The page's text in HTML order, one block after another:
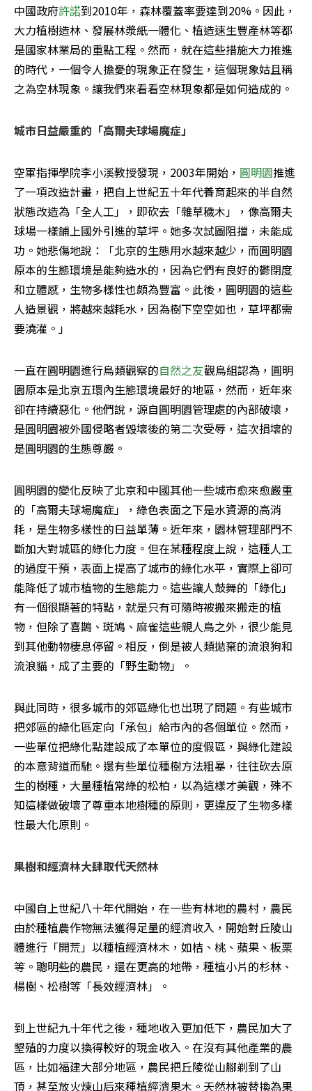
中國政府許諾到2010年，森林覆蓋率要達到20%。因此，
大力植樹造林、發展林漿紙一體化、植造速生豐產林等都
是國家林業局的重點工程。然而，就在這些措施大力推進
的時代，一個令人擔憂的現象正在發生，這個現象姑且稱
之為空林現象。讓我們來看看空林現象都是如何造成的。
城市日益嚴重的「高爾夫球場魔症」
空軍指揮學院李小溪教授發現，2003年開始， 圓明園推進
了一項改造計畫，把自上世紀五十年代養育起來的半自然
狀態改造為「全人工」，即砍去「雜草穢木」，像高爾夫
球場一樣鋪上國外引進的草坪。她多次試圖阻擋，未能成
功。她悲傷地說：「北京的生態用水越來越少，而圓明園
原本的生態環境是能夠造水的，因為它們有良好的鬱閉度
和立體感，生物多樣性也頗為豐富。此後，圓明園的這些
人造景觀，將越來越耗水，因為樹下空空如也，草坪都需
要澆灌。」
一直在圓明園進行鳥類觀察的自然之友觀鳥組認為，圓明
園原本是北京五環內生態環境最好的地區，然而，近年來
卻在持續惡化。他們說，源自圓明園管理處的內部破壞，
是圓明園被外國侵略者毀壞後的第二次受辱，這次損壞的
是圓明園的生態尊嚴。
圓明園的變化反映了北京和中國其他一些城市愈來愈嚴重
的「高爾夫球場魔症」，綠色表面之下是水資源的高消
耗，是生物多樣性的日益單薄。近年來，園林管理部門不
斷加大對城區的綠化力度。但在某種程度上說，這種人工
的過度干預，表面上提高了城市的綠化水平，實際上卻可
能降低了城市植物的生態能力。這些讓人鼓舞的「綠化」
有一個很顯著的特點，就是只有可隨時被搬來搬走的植
物，但除了喜鵲、斑鳩、麻雀這些親人鳥之外，很少能見
到其他動物棲息停留。相反，倒是被人類拋棄的流浪狗和
流浪貓，成了主要的「野生動物」。
與此同時，很多城市的郊區綠化也出現了問題。有些城市
把郊區的綠化區定向「承包」給市內的各個單位。然而，
一些單位把綠化點建設成了本單位的度假區，與綠化建設
的本意背道而馳。還有些單位種樹方法粗暴，往往砍去原
生的樹種，大量種植常綠的松柏，以為這樣才美觀，殊不
知這樣做破壞了尊重本地樹種的原則，更違反了生物多樣
性最大化原則。
果樹和經濟林大肆取代天然林
中國自上世紀八十年代開始，在一些有林地的農村，農民
由於種植農作物無法獲得足量的經濟收入，開始對丘陵山
體進行「開荒」以種植經濟林木，如桔、桃、蘋果、板栗
等。聰明些的農民，還在更高的地帶，種植小片的杉林、
楊樹、松樹等「長效經濟林」。
到上世紀九十年代之後，種地收入更加低下，農民加大了
墾殖的力度以換得較好的現金收入。在沒有其他產業的農
區，比如福建大部分地區，農民把丘陵從山腳剃到了山
頂，甚至放火煉山后來種植經濟果木。天然林被替換為果